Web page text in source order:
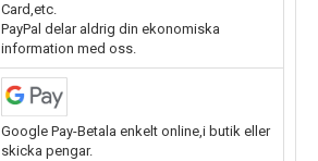
Card,etc.
PayPal delar aldrig din ekonomiska
information med oss.
Google Pay-Betala enkelt online,i butik eller
skicka pengar.